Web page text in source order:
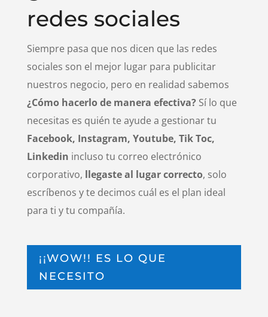
redes sociales
Siempre pasa que nos dicen que las redes
sociales son el mejor lugar para publicitar
nuestros negocio, pero en realidad sabemos
¿Cómo hacerlo de manera efectiva?Sí lo que
necesitas es quién te ayude a gestionar tu
Facebook, Instagram, Youtube, Tik Toc,
Linkedin incluso tu correo electrónico
corporativo, llegaste al lugar correcto, solo
escríbenos y te decimos cuál es el plan ideal
para ti y tu compañía.
¡¡WOW!! ES LO QUE
NECESITO